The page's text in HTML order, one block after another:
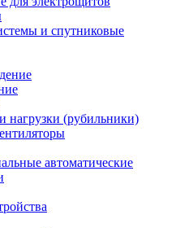
и спутниковые
нагрузки (рубильники)
автоматические